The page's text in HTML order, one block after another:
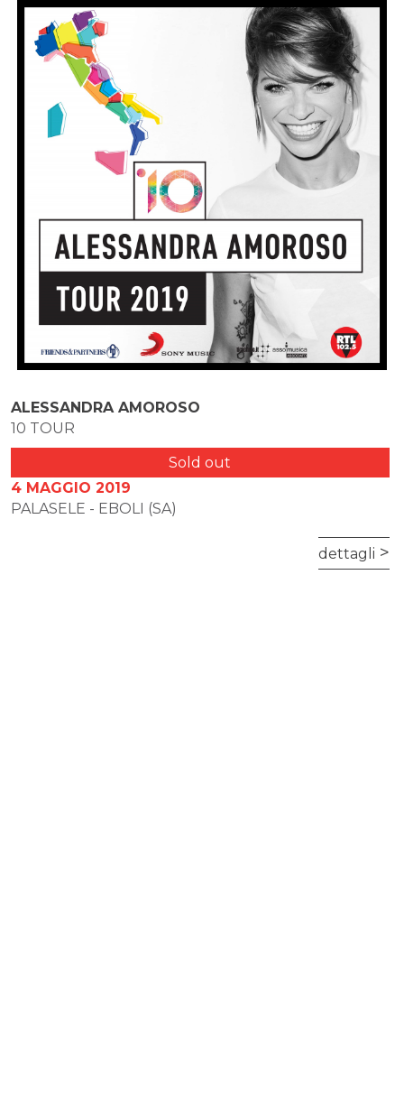
ALESSANDRA AMOROSO
10 TOUR
Sold out
4 MAGGIO 2019
PALASELE - EBOLI (SA)
dettagli